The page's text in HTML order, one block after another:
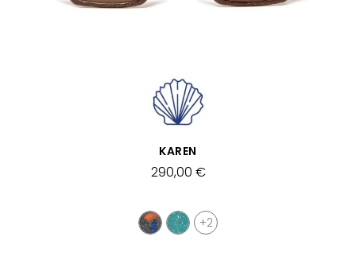
SCHNELLANSICHT
KAREN
290,00 €
+2